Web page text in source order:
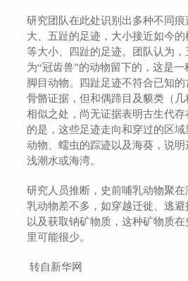
研究团队在此处识别出多种不同
大、五趾的足迹，大小接近如今
等大小、四趾的足迹。团队认为
为“冠齿兽”的动物留下的，这是
脚目动物。四趾足迹不符合已知
骨骼证据，但和偶蹄目及貘类（
相似之处，尚无证据表明古生代
的是，这些足迹走向和穿过的区
动物、蠕虫的踪迹以及海葵，说
浅潮水或海湾。
研究人员推断，史前哺乳动物聚
乳动物差不多，如穿越迁徙、逃避
以及获取钠矿物质，这种矿物质
里可能很少。
转自新华网